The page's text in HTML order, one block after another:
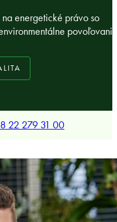
energetické právo so
povoľovanie
22 279 31 00